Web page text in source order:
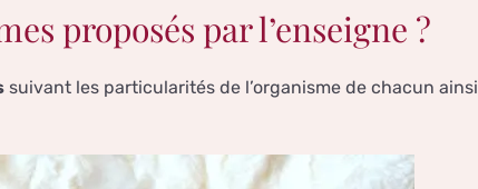
proposés par l’enseigne ?
suivant les particularités de l’organisme de chacun ainsi